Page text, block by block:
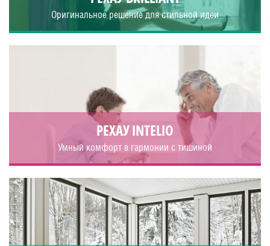
Оригинальное решение для стильной идеи
РЕХАУ INTELIO
Умный комфорт в гармонии с тишиной